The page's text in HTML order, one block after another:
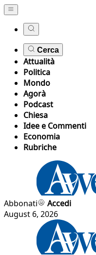
Cerca
Attualità
Politica
Mondo
Agorà
Podcast
Chiesa
Idee e Commenti
Economia
Rubriche
Abbonati
Accedi
August 6, 2026